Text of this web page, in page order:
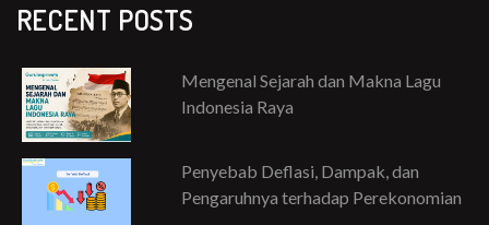
RECENT POSTS
Mengenal Sejarah dan Makna Lagu
Indonesia Raya
Penyebab Deflasi, Dampak, dan
Pengaruhnya terhadap Perekonomian